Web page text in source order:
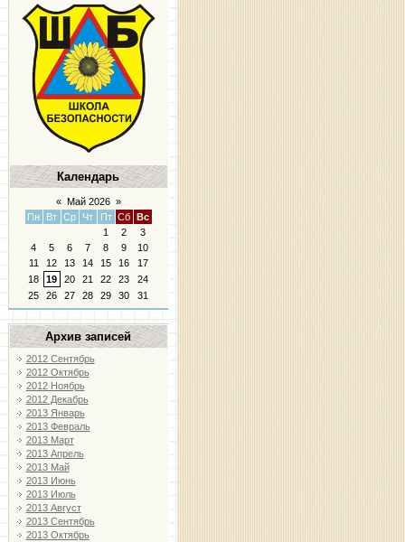
Календарь
« Май 2026 »
Пн
Вт Ср Чт Пт Сб
Вс
1
2
3
4
5 6 7 8 9
10
11
12 13 14 15 16
17
18
19 20 21 22 23
24
25
26 27 28 29 30 31
Архив записей
2012 Сентябрь
2012 Октябрь
2012 Ноябрь
2012 Декабрь
2013 Январь
2013 Февраль
2013 Март
2013 Апрель
2013 Май
2013 Июнь
2013 Июль
2013 Август
2013 Сентябрь
2013 Октябрь